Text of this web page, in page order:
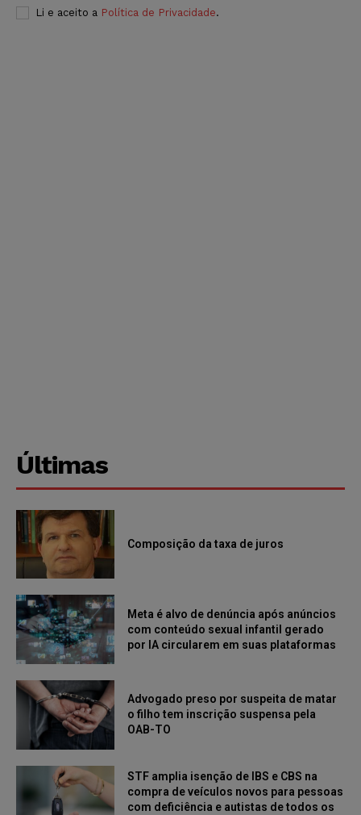
Li e aceito a Política de Privacidade.
Últimas
Composição da taxa de juros
Meta é alvo de denúncia após anúncios
com conteúdo sexual infantil gerado
por IA circularem em suas plataformas
Advogado preso por suspeita de matar
o filho tem inscrição suspensa pela
OAB-TO
STF amplia isenção de IBS e CBS na
compra de veículos novos para pessoas
com deficiência e autistas de todos os